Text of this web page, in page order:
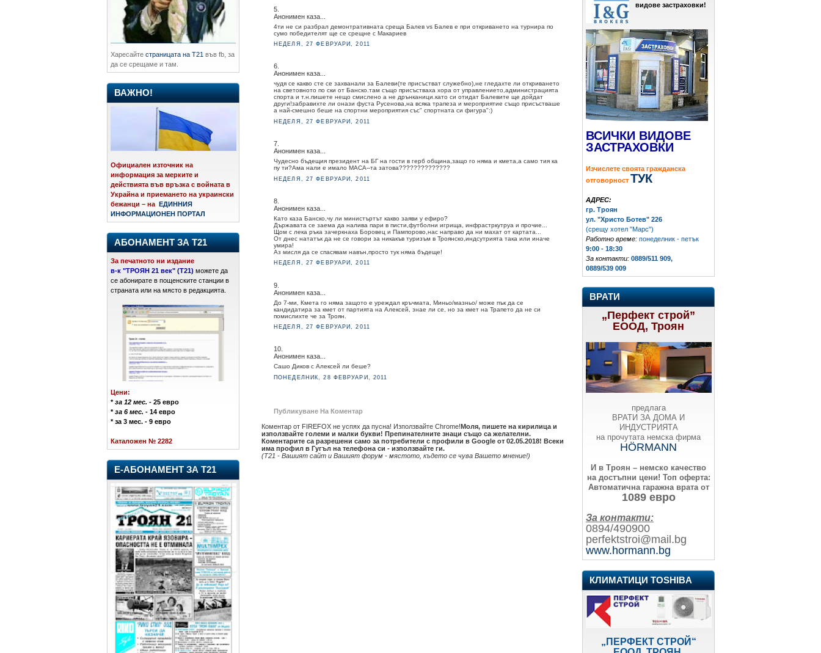
Харесайте страницата на Т21 във fb, за
да се срещаме и там.
ВАЖНО!
Официален източник на
информация за мерките и
действията във връзка с войната в
Украйна и приемането на украински
бежанци – на
ЕДИННИЯ
ИНФОРМАЦИОНЕН ПОРТАЛ
АБОНАМЕНТ ЗА Т21
За печатното ни издание
в-к "ТРОЯН 21 век" (Т21) можете да
се абонирате в пощенските станции в
страната или на място в редакцията.
Цени:
*за 12 мес. - 25 евро
*за 6 мес. - 14 евро
* за 3 мес. - 9 евро
Каталожен № 2282
Е-АБОНАМЕНТ ЗА Т21
5.
Анонимен каза...
4ти не си разбрал демонтративната среща Балев vs Балев е при откриването на турнира по
сумо победителят ще се срещне с Макариев
НЕДЕЛЯ, 27 ФЕВРУАРИ, 2011
6.
Анонимен каза...
чудя се какво сте се захванали за Балеви(те присъстват служебно),не гледахте ли откриването
на световното по ски от Банско.там също присъстваха хора от управлението,администрацията
спорта и т.н.пишете нещо смислено а не дрънканици.като си отидат Балевите ще дойдат
други!забравихте ли онази фуста Русенова,на всяка трапеза и мероприятие също присъстваше
а най-смешно беше на спортни мероприятия със" спортната си фигура":)
НЕДЕЛЯ, 27 ФЕВРУАРИ, 2011
7.
Анонимен каза...
Чудесно бъдещия президент на БГ на гости в герб община,защо го няма и кмета,а само тия ка
пу ти?Ама нали е имало МАСА--та затова??????????????
НЕДЕЛЯ, 27 ФЕВРУАРИ, 2011
8.
Анонимен каза...
Като каза Банско,чу ли министъртът какво заяви у ефиро?
Държавата се заема да налива пари в писти,футболни игрища, инфрастркутруа и прочие...
Щом с лека ръка зачеркнаха Боровец и Пампорово,нас направо да ни махат от картата...
От днес нататък да не се говори за никакъв туризъм в Троянско,индсутрията така или иначе
умира!
Аз мисля да се спасявам навън,просто тук няма бъдеще!
НЕДЕЛЯ, 27 ФЕВРУАРИ, 2011
9.
Анонимен каза...
До 7-ми, Кмета го няма защото е уреждал кръчмата, Миньо/мазньо/ може пък да се
кандидатира за кмет от партията на Алексей, знае ли се, но за кмет на Трапето да не си
помислихте че за Троян.
НЕДЕЛЯ, 27 ФЕВРУАРИ, 2011
10.
Анонимен каза...
Сашо Диков с Алексей ли беше?
ПОНЕДЕЛНИК, 28 ФЕВРУАРИ, 2011
Публикуване На Коментар
Коментар от FIREFOX не успях да пусна! Използвайте Chrome!Моля, пишете на кирилица и
използвайте големи и малки букви! Препинателните знаци също са желателни.
Коментарите са разрешени само за потребители с профили в Google от 02.05.2018! Всеки
има профил в Гугъл на телефона си - използвайте ги.
(Т21 - Вашият сайт и Вашият форум - мястото, където се чува Вашето мнение!)
видове застраховки!
ВСИЧКИ ВИДОВЕ
ЗАСТРАХОВКИ
Изчислете своята гражданска
отговорност ТУК
АДРЕС:
гр. Троян
ул. "Христо Ботев" 226
(срещу хотел "Марс")
Работно време: понеделник - петък
9:00 - 18:30
За контакти: 0889/511 909,
0889/539 009
ВРАТИ
„Перфект строй”
ЕООД, Троян
предлага
ВРАТИ ЗА ДОМА И
ИНДУСТРИЯТА
на прочутата немска фирма
HÖRMANN
И в Троян – немско качество
на достъпни цени! Топ оферта:
Автоматична гаражна врата от
1089 евро
За контакти:
0894/490900
perfektstroi@mail.bg
www.hormann.bg
КЛИМАТИЦИ TOSHIBA
„ПЕРФЕКТ СТРОЙ“